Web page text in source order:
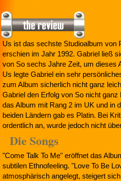
Us ist das sechste Studioalbum von
erschien im Jahr 1992. Gabriel ließ
von So sechs Jahre Zeit, um dieses
Us legte Gabriel ein sehr
zum Album sicherlich nicht ganz
Gabriel den Erfolg von So nicht
das Album mit Rang 2 im UK und in
beiden Ländern gab es Platin. Bei
ordentlich an, wurde jedoch nicht
Die Songs
"Come Talk To Me" eröffnet das
subtilen Ethnofeeling. "Love To Be
atmosphärisch angelegt, steigert